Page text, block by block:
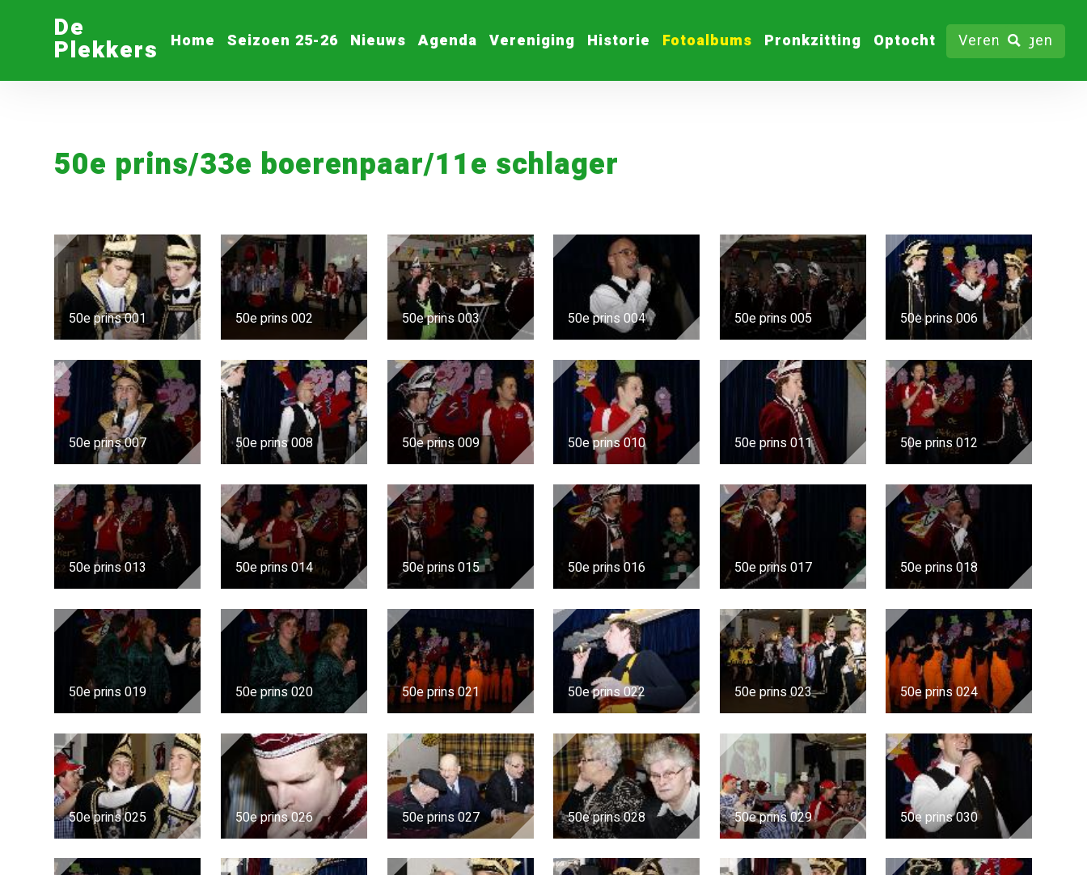
De
Plekkers Home Seizoen 25-26 Nieuws Agenda Vereniging Historie Fotoalbums Pronkzitting Optocht Verenigingen
50e prins/33e boerenpaar/11e schlager
50e prins 001 50e prins 002 50e prins 003 50e prins 004 50e prins 005 50e prins 006
50e prins 007 50e prins 008 50e prins 009 50e prins 010 50e prins 011 50e prins 012
50e prins 013 50e prins 014 50e prins 015 50e prins 016 50e prins 017 50e prins 018
50e prins 019 50e prins 020 50e prins 021 50e prins 022 50e prins 023 50e prins 024
50e prins 025 50e prins 026 50e prins 027 50e prins 028 50e prins 029 50e prins 030